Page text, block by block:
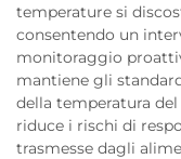
temperature si
consentendo un
monitoraggio
mantiene gli
della temperatura
riduce i rischi di
trasmesse dagli